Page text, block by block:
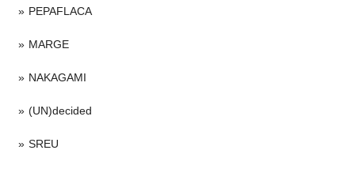
PEPAFLACA
MARGE
NAKAGAMI
(UN)decided
SREU